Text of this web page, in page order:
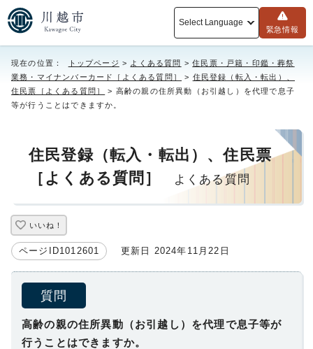
Select Language
緊急情報
現在の位置： トップページ > よくある質問 >住民票・戸籍・印鑑・葬祭
業務・マイナンバーカード［よくある質問］
> 住民登録（転入・転出）、
住民票［よくある質問］
> 高齢の親の住所異動（お引越し）を代理で息子
等が行うことはできますか。
住民登録（転入・転出）、住民票
［よくある質問］
よくある質問
いいね！
ページID1012601 更新日 2024年11月22日
質問
高齢の親の住所異動（お引越し）を代理で息子等が
行うことはできますか。